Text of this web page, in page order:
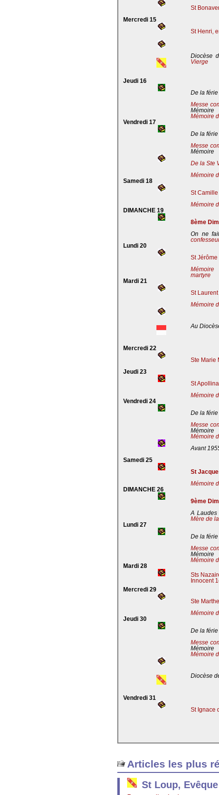
St
Mercredi 15
St Henri,
Diocèse
Vierge
Jeudi 16
De la férie
Messe
Mémoire
Mémoire
Vendredi 17
De la férie
Messe
Mémoire
De la Ste
Mémoire
Samedi 18
St
Mémoire
DIMANCHE 19
8ème
On ne
Lundi 20
St
Mémoire
martyre
Mardi 21
St
Mémoire
Au
Mercredi 22
Ste Marie
Jeudi 23
St
Mémoire
Vendredi 24
De la férie
Messe
Mémoire
Mémoire
Avant
Samedi 25
St
Mémoire
DIMANCHE 26
9ème
A
Mère de
Lundi 27
De la férie
Messe
Mémoire
Mémoire
Mardi 28
Sts
Innocent
Mercredi 29
Ste
Mémoire
Jeudi 30
De la férie
Messe
Mémoire
Mémoire
Diocèse
Vendredi 31
St Ignace
Articles les plus
St Loup,